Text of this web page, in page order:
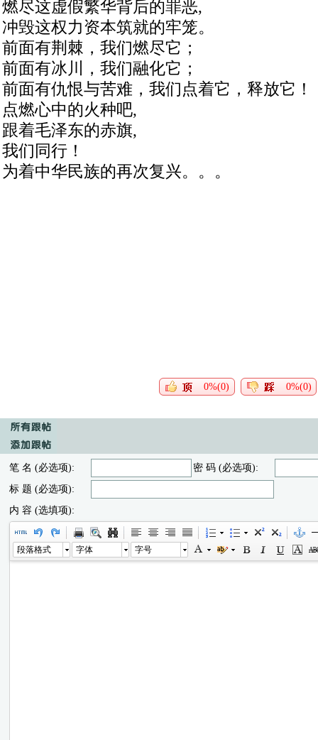
燃尽这虚假繁华背后的罪恶,
冲毁这权力资本筑就的牢笼。
前面有荆棘，我们燃尽它；
前面有冰川，我们融化它；
前面有仇恨与苦难，我们点着它，释放它！
点燃心中的火种吧,
跟着毛泽东的赤旗,
我们同行！
为着中华民族的再次复兴。。。
0%(0) 0%(0)
笔 名 (必选项):
密 码 (必选项):
标 题 (必选项):
内 容 (选填项):
段落格式 字体 字号